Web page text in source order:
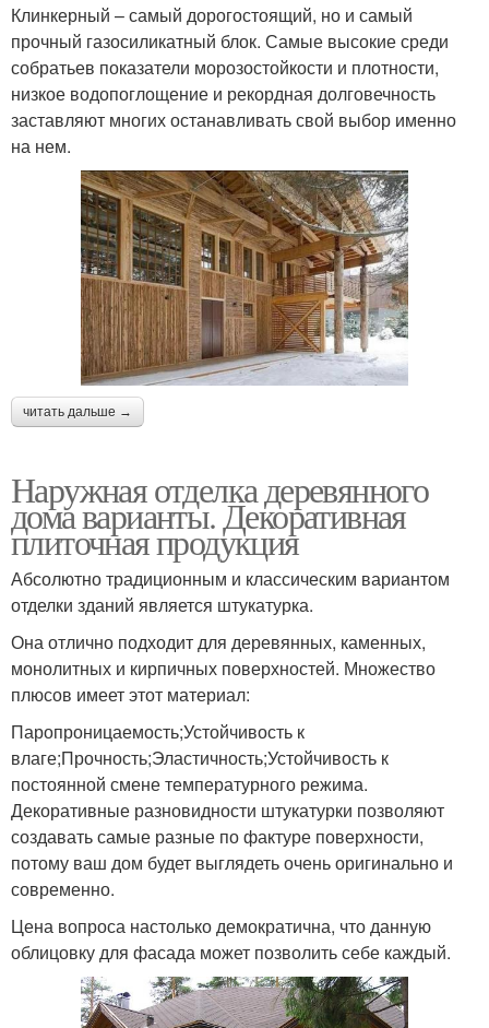
Клинкерный – самый дорогостоящий, но и самый
прочный газосиликатный блок. Самые высокие среди
собратьев показатели морозостойкости и плотности,
низкое водопоглощение и рекордная долговечность
заставляют многих останавливать свой выбор именно
на нем.
читать дальше →
Наружная отделка деревянного
дома варианты. Декоративная
плиточная продукция
Абсолютно традиционным и классическим вариантом
отделки зданий является штукатурка.
Она отлично подходит для деревянных, каменных,
монолитных и кирпичных поверхностей. Множество
плюсов имеет этот материал:
Паропроницаемость;Устойчивость к
влаге;Прочность;Эластичность;Устойчивость к
постоянной смене температурного режима.
Декоративные разновидности штукатурки позволяют
создавать самые разные по фактуре поверхности,
потому ваш дом будет выглядеть очень оригинально и
современно.
Цена вопроса настолько демократична, что данную
облицовку для фасада может позволить себе каждый.